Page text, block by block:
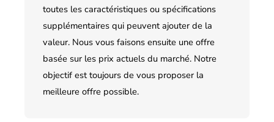
toutes les caractéristiques ou spécifications
supplémentaires qui peuvent ajouter de la
valeur. Nous vous faisons ensuite une offre
basée sur les prix actuels du marché. Notre
objectif est toujours de vous proposer la
meilleure offre possible.